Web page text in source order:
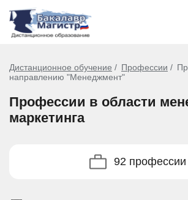
Дистанционное обучение Профессии
направлению "Менеджмент"
Профессии в области
маркетинга
92 профессии